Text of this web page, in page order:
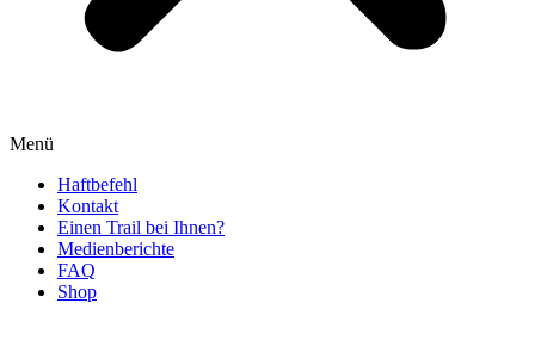
Menü
Haftbefehl
Kontakt
Einen Trail bei Ihnen?
Medienberichte
FAQ
Shop